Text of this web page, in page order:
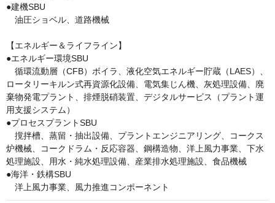
●建機SBU
油圧ショベル、道路機械
【エネルギー＆ライフライン】
●エネルギー環境SBU
循環流動層（CFB）ボイラ、液化空気エネルギー貯蔵（LAES）、
ロータリーキルン式再資源化設備、電気集じん機、灰処理設備、廃
棄物発電プラント、排煙脱硝装置、デジタルサービス（プラント運
用支援システム）
●プロセスプラントSBU
撹拌槽、蒸留・抽出設備、プラントエンジニアリング、コークス
炉機械、コークドラム・反応容器、鋼構造物、洋上風力事業、下水
処理施設、用水・純水処理設備、産業排水処理施設、食品機械
●海洋・鉄構SBU
洋上風力事業、風力推進コンポーネント